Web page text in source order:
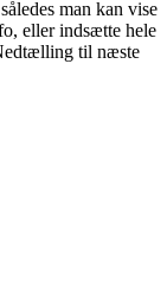
man kan vise
eller indsætte hele
til næste